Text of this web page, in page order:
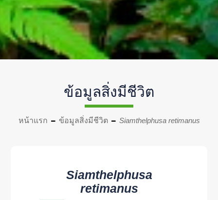
ข้อมูลสิ่งมีชีวิต
หน้าแรก ข้อมูลสิ่งมีชีวิต Siamthelphusa retimanus
Siamthelphusa
retimanus